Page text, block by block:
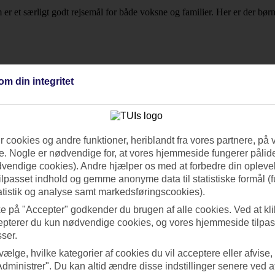
er et særligt godt rejsemål for både voksne og familier. Her er der
til måltiderne altid inkluderet. Dette inkluderer drikkevarer
efter billige rejser til Puerto Rico med All Inclusive, kan du
til Puerto Rico.
din integritet
cookies og andre funktioner, heriblandt fra vores partnere, på
Nogle er nødvendige for, at vores hjemmeside fungerer
cookies). Andre hjælper os med at forbedre din
indhold og gemme anonyme data til statistiske formål
og analyse samt markedsføringscookies).
på "Accepter" godkender du brugen af alle cookies. Ved at
du kun nødvendige cookies, og vores hjemmeside
hvilke kategorier af cookies du vil acceptere eller afvise,
Du kan altid ændre disse indstillinger senere ved